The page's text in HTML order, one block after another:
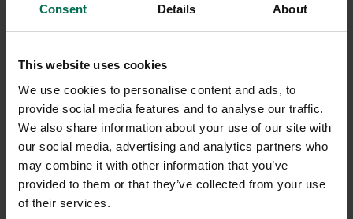
Consent Details About
This website uses cookies
We use cookies to personalise content and ads, to
provide social media features and to analyse our traffic.
We also share information about your use of our site with
our social media, advertising and analytics partners who
may combine it with other information that you’ve
provided to them or that they’ve collected from your use
of their services.
Lammhults
Begagnad
Barstol Add Move
2400 kr
Hyr från65kr/mån
Magis
Begagnad
Barpall Tibu
3150 kr